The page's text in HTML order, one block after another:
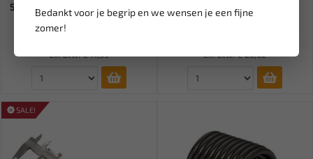
Bedankt voor je begrip en we wensen je een fijne
zomer!
50METER 50MM (1 ST) TAP-D...
Ex. btw: € 11,39
VAG 1.2 6V & 12V S-900...
Ex. btw: € 20,62
SALE!